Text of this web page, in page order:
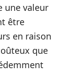
une valeur
être
en raison
que